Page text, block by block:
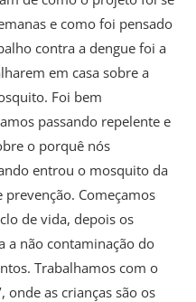
e como foi pensado
contra a dengue foi a
em casa sobre a
Foi bem
passando repelente e
o porquê nós
entrou o mosquito da
Começamos
de vida, depois os
a não contaminação do
Trabalhamos com o
onde as crianças são os